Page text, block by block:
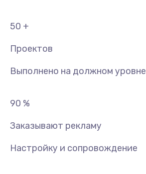
50 +
Проектов
Выполнено на должном уровне
90 %
Заказывают рекламу
Настройку и сопровождение